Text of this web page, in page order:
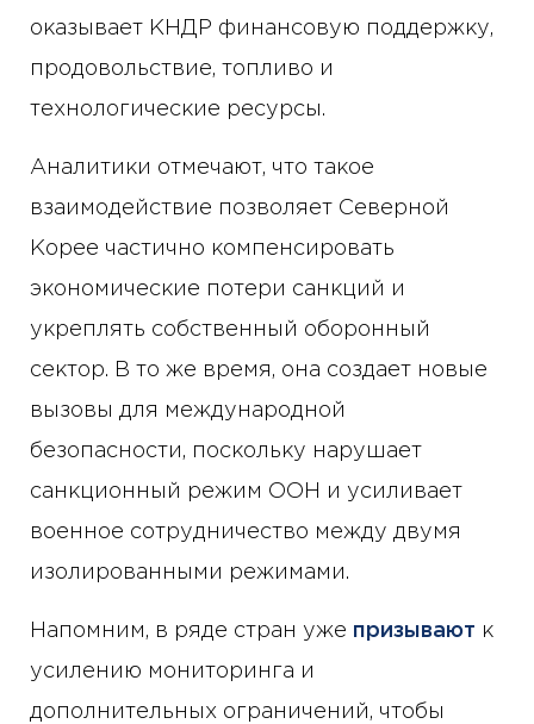
оказывает КНДР финансовую поддержку,
продовольствие, топливо и
технологические ресурсы.
Аналитики отмечают, что такое
взаимодействие позволяет Северной
Корее частично компенсировать
экономические потери санкций и
укреплять собственный оборонный
сектор. В то же время, она создает новые
вызовы для международной
безопасности, поскольку нарушает
санкционный режим ООН и усиливает
военное сотрудничество между двумя
изолированными режимами.
Напомним, в ряде стран уже призывают к
усилению мониторинга и
дополнительных ограничений, чтобы